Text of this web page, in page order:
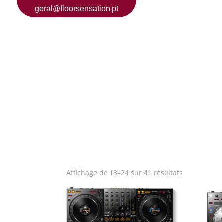
geral@floorsensation.pt
Affichage de 13–24 sur 41 résultats